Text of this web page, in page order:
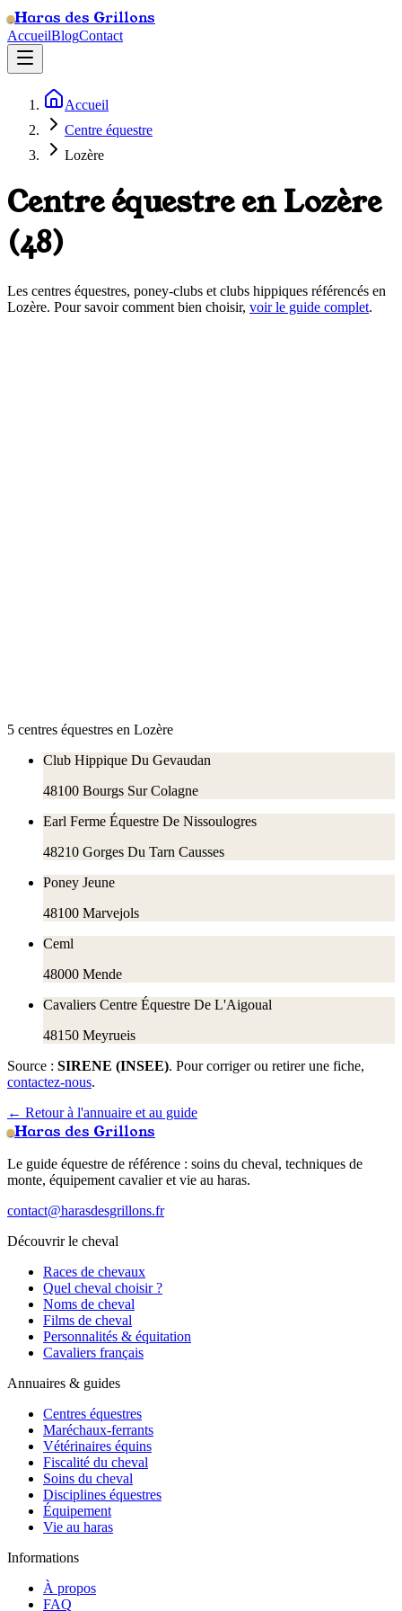
Haras des Grillons
AccueilBlogContact
Accueil
Centre équestre
Lozère
Centre équestre enLozère
(48)
Les centres équestres, poney-clubs et clubs hippiques référencés en
Lozère. Pour savoir comment bien choisir, voir le guide complet.
5 centres équestres en Lozère
Club Hippique Du Gevaudan
48100 Bourgs Sur Colagne
Earl Ferme Équestre De Nissoulogres
48210 Gorges Du Tarn Causses
Poney Jeune
48100 Marvejols
Ceml
48000 Mende
Cavaliers Centre Équestre De L'Aigoual
48150 Meyrueis
Source : SIRENE (INSEE). Pour corriger ou retirer une fiche,
contactez-nous.
← Retour à l'annuaire et au guide
Haras des Grillons
Le guide équestre de référence : soins du cheval, techniques de
monte, équipement cavalier et vie au haras.
contact@harasdesgrillons.fr
Découvrir le cheval
Races de chevaux
Quel cheval choisir ?
Noms de cheval
Films de cheval
Personnalités & équitation
Cavaliers français
Annuaires & guides
Centres équestres
Maréchaux-ferrants
Vétérinaires équins
Fiscalité du cheval
Soins du cheval
Disciplines équestres
Équipement
Vie au haras
Informations
À propos
FAQ